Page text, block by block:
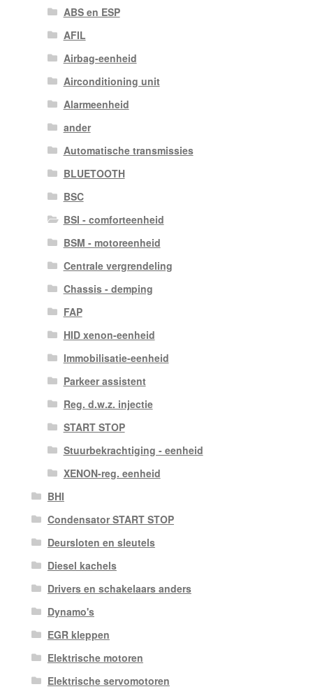
ABS en ESP
AFIL
Airbag-eenheid
Airconditioning unit
Alarmeenheid
ander
Automatische transmissies
BLUETOOTH
BSC
BSI - comforteenheid
BSM - motoreenheid
Centrale vergrendeling
Chassis - demping
FAP
HID xenon-eenheid
Immobilisatie-eenheid
Parkeer assistent
Reg. d.w.z. injectie
START STOP
Stuurbekrachtiging - eenheid
XENON-reg. eenheid
BHI
Condensator START STOP
Deursloten en sleutels
Diesel kachels
Drivers en schakelaars anders
Dynamo's
EGR kleppen
Elektrische motoren
Elektrische servomotoren